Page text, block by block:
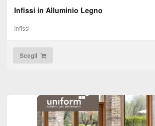
Infissi in Alluminio Legno
Infissi
Scegli